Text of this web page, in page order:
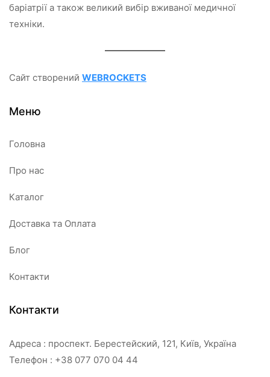
баріатрії а також великий вибір вживаної медичної
техніки.
Сайт створений WEBROCKETS
Меню
Головна
Про нас
Каталог
Доставка та Оплата
Блог
Контакти
Контакти
Адреса : проспект. Берестейский, 121, Київ, Україна
Телефон : +38 077 070 04 44